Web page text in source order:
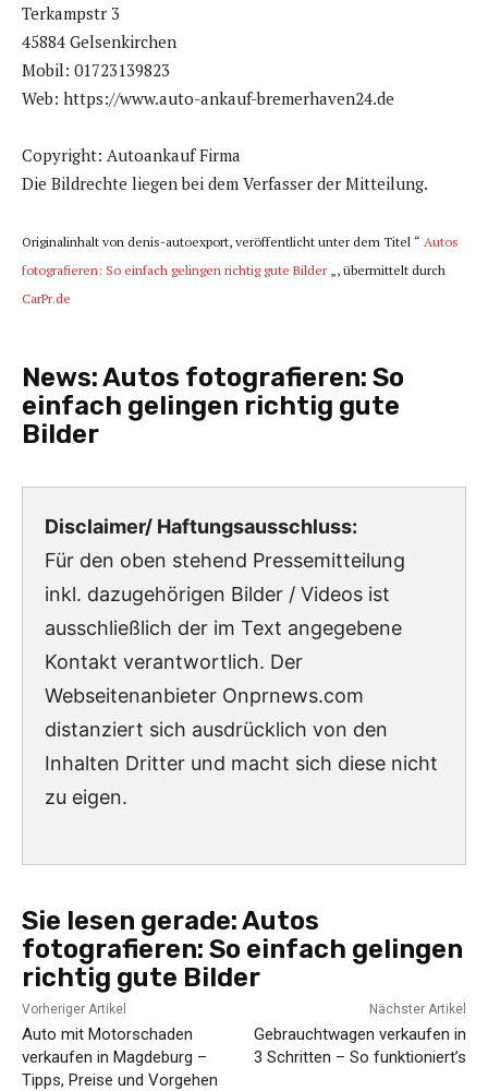
Terkampstr 3
45884 Gelsenkirchen
Mobil: 01723139823
Web: https://www.auto-ankauf-bremerhaven24.de
Copyright: Autoankauf Firma
Die Bildrechte liegen bei dem Verfasser der Mitteilung.
Originalinhalt von denis-autoexport, veröffentlicht unter dem Titel “ Autos
fotografieren: So einfach gelingen richtig gute Bilder„, übermittelt durch
CarPr.de
News:Autos fotografieren: So
einfach gelingen richtig gute
Bilder
Disclaimer/ Haftungsausschluss:
Für den oben stehend Pressemitteilung
inkl. dazugehörigen Bilder / Videos ist
ausschließlich der im Text angegebene
Kontakt verantwortlich. Der
Webseitenanbieter Onprnews.com
distanziert sich ausdrücklich von den
Inhalten Dritter und macht sich diese nicht
zu eigen.
Sie lesen gerade:Autos
fotografieren: So einfach gelingen
richtig gute Bilder
Vorheriger Artikel
Auto mit Motorschaden
verkaufen in Magdeburg –
Tipps, Preise und Vorgehen
Nächster Artikel
Gebrauchtwagen verkaufen in
3 Schritten – So funktioniert’s